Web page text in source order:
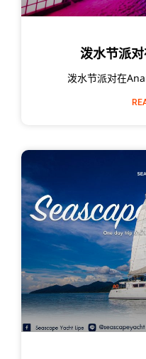
泼水节派
泼水节派对在